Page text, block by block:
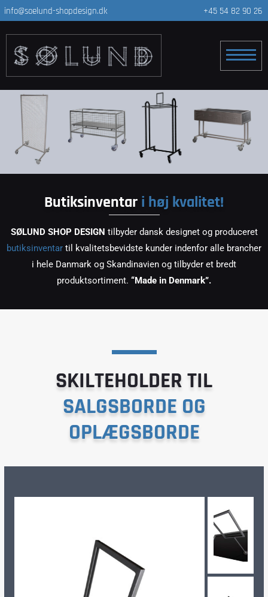
info@soelund-shopdesign.dk +45 54 82 90 26
Butiksinventar i høj kvalitet!
SØLUND SHOP DESIGN tilbyder dansk designet og produceret
butiksinventar til kvalitetsbevidste kunder indenfor alle brancher
i hele Danmark og Skandinavien og tilbyder et bredt
produktsortiment. “Made in Denmark”.
SKILTEHOLDER TIL
SALGSBORDE OG
OPLÆGSBORDE